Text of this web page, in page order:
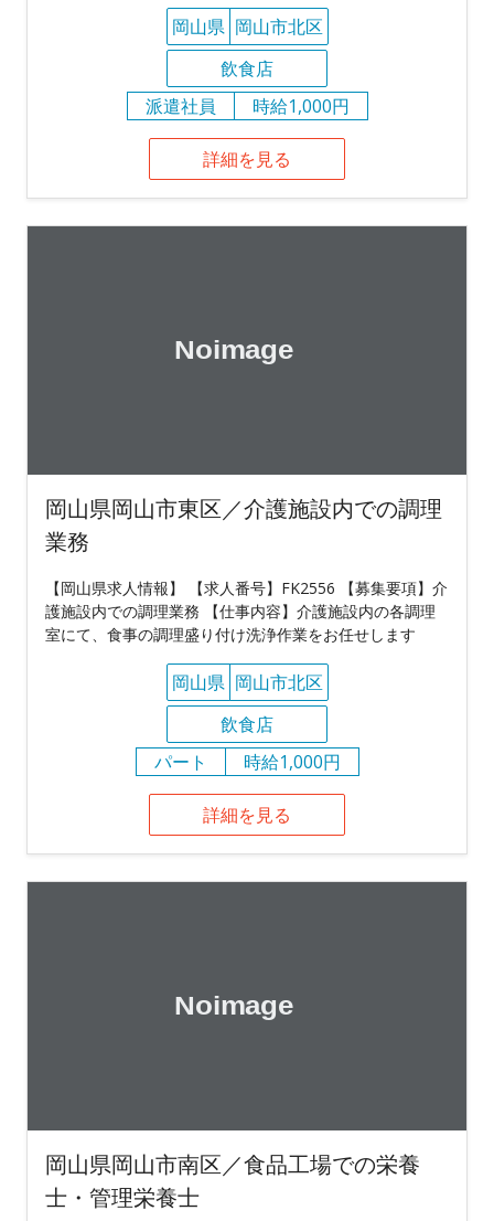
岡山県 岡山市北区
飲食店
派遣社員
時給1,000円
詳細を見る
岡山県岡山市東区／介護施設内での調理
業務
【岡山県求人情報】 【求人番号】FK2556 【募集要項】介
護施設内での調理業務 【仕事内容】介護施設内の各調理
室にて、食事の調理盛り付け洗浄作業をお任せします
岡山県 岡山市北区
飲食店
パート
時給1,000円
詳細を見る
岡山県岡山市南区／食品工場での栄養
士・管理栄養士